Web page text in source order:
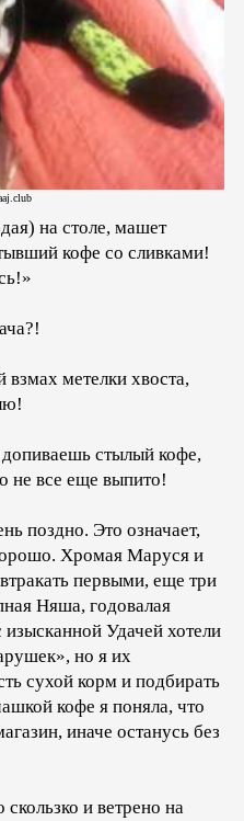
на столе, машет
кофе со сливками!
метелки хвоста,
стылый кофе,
не все еще выпито!
поздно. Это означает,
Хромая Маруся и
первыми, еще три
Няша, годовалая
Удачей хотели
но я их
сухой корм и подбирать
кофе я поняла, что
иначе останусь без
и ветрено на